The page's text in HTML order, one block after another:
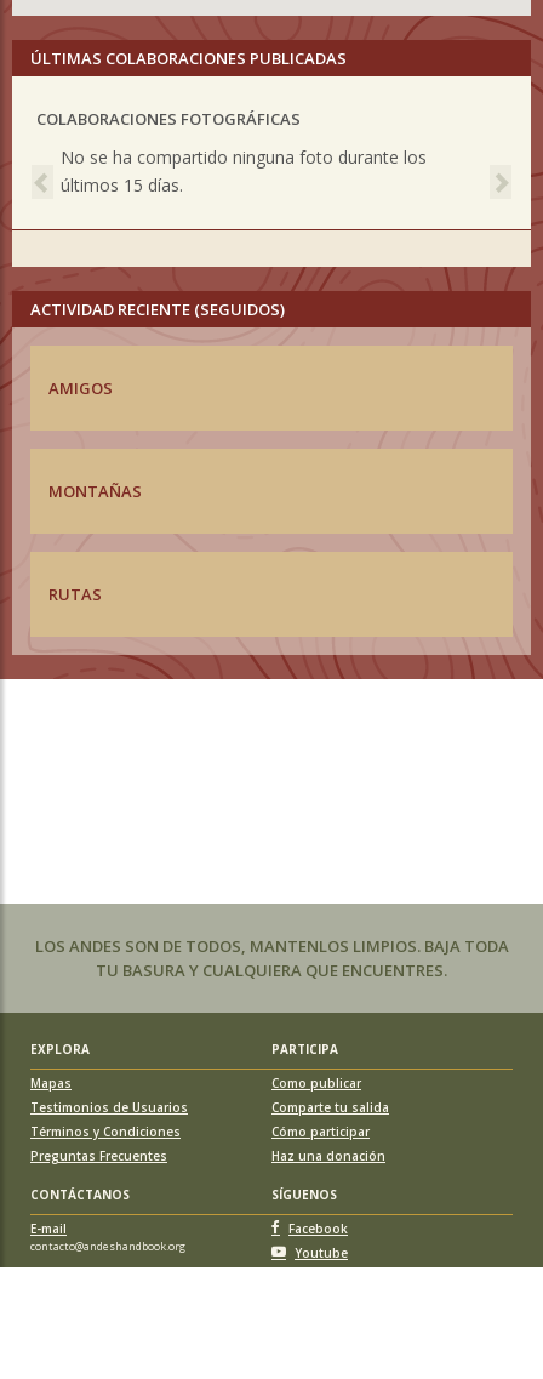
ÚLTIMAS COLABORACIONES PUBLICADAS
COLABORACIONES FOTOGRÁFICAS
No se ha compartido ninguna foto durante los
últimos 15 días.
Previous
ACTIVIDAD RECIENTE (SEGUIDOS)
AMIGOS
MONTAÑAS
RUTAS
LOS ANDES SON DE TODOS, MANTENLOS LIMPIOS. BAJA TODA
TU BASURA Y CUALQUIERA QUE ENCUENTRES.
EXPLORA
PARTICIPA
Mapas
Testimonios de Usuarios
Términos y Condiciones
Preguntas Frecuentes
Como publicar
Comparte tu salida
Cómo participar
Haz una donación
CONTÁCTANOS
SÍGUENOS
E-mail
contacto@andeshandbook.org
Facebook
Youtube